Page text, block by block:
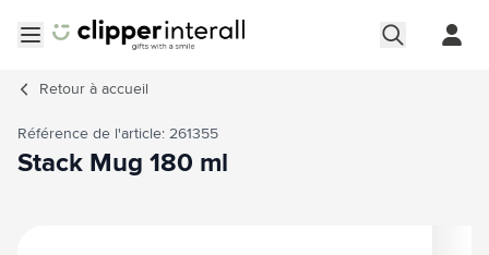
Retour à accueil
Référence de l'article: 261355
Stack Mug 180 ml